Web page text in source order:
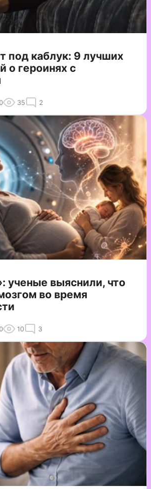
под каблук: 9 лучших
о героинях с
35 2
ученые выяснили, что
во время
10 3